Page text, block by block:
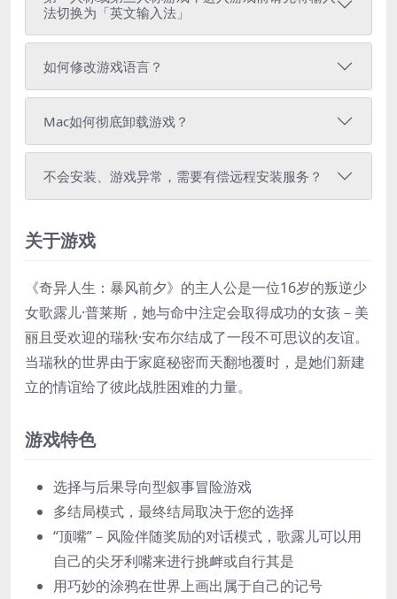
法切换为「英文输入法」
如何修改游戏语言？
Mac如何彻底卸载游戏？
不会安装、游戏异常，需要有偿远程安装服务？
关于游戏
《奇异人生：暴风前夕》的主人公是一位16岁的叛逆少
女歌露儿·普莱斯，她与命中注定会取得成功的女孩－美
丽且受欢迎的瑞秋·安布尔结成了一段不可思议的友谊。
当瑞秋的世界由于家庭秘密而天翻地覆时，是她们新建
立的情谊给了彼此战胜困难的力量。
游戏特色
选择与后果导向型叙事冒险游戏
多结局模式，最终结局取决于您的选择
“顶嘴”－风险伴随奖励的对话模式，歌露儿可以用
自己的尖牙利嘴来进行挑衅或自行其是
用巧妙的涂鸦在世界上画出属于自己的记号